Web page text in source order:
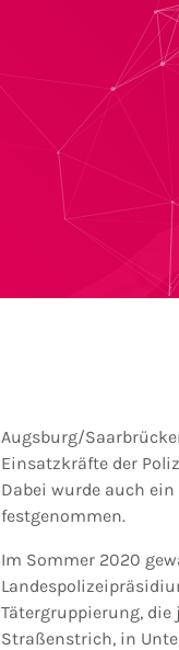
Augsburg/
Einsatzkräfte der
Dabei wurde auch
festgenommen.
Im Sommer 2020
Tätergruppierung, die
Straßenstrich, in